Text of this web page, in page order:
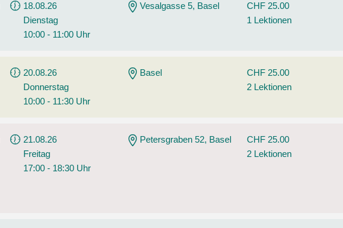
18.08.26
Dienstag
10:00 - 11:00 Uhr
Vesalgasse 5, Basel
CHF 25.00
1 Lektionen
20.08.26
Donnerstag
10:00 - 11:30 Uhr
Basel
CHF 25.00
2 Lektionen
21.08.26
Freitag
17:00 - 18:30 Uhr
Petersgraben 52, Basel
CHF 25.00
2 Lektionen